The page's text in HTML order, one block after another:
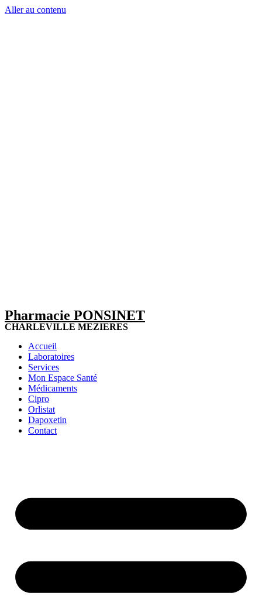
Aller au contenu
Pharmacie PONSINET
CHARLEVILLE MEZIERES
Accueil
Laboratoires
Services
Mon Espace Santé
Médicaments
Cipro
Orlistat
Dapoxetin
Contact